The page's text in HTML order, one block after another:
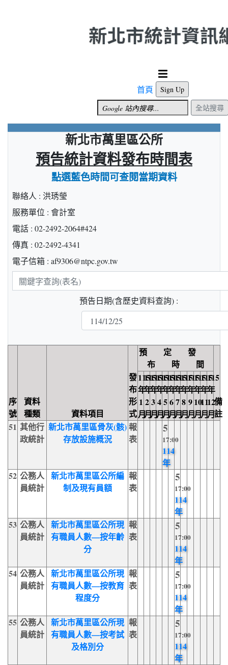
首頁
Sign Up
全站搜尋
新北市萬里區公所
預告統計資料發布時間表
點選藍色時間可查閱當期資料
聯絡人 : 洪琇瑩
服務單位 : 會計室
電話 : 02-2492-2064#424
傳真 : 02-2492-4341
電子信箱 : af9306@ntpc.gov.tw
關
鍵
預告日期(含歷史資料查詢) :
序
號
資料
種類
資料項目
發
布
形
式
預 定 發
布 時 間
備
註
115
年
1
月
115
年
2
月
115
年
3
月
115
年
4
月
115
年
5
月
115
年
6
月
115
年
7
月
115
年
8
月
115
年
9
月
115
年
10
月
115
年
11
月
115
年
12
月
51 其他行
政統計
新北市萬里區骨灰(骸)
存放設施概況
報
表
5
17:00
114
年
52 公務人
員統計
新北市萬里區公所編
制及現有員額
報
表
5
17:00
114
年
53 公務人
員統計
新北市萬里區公所現
有職員人數—按年齡
分
報
表
5
17:00
114
年
54 公務人
員統計
新北市萬里區公所現
有職員人數—按教育
程度分
報
表
5
17:00
114
年
55 公務人
員統計
新北市萬里區公所現
有職員人數—按考試
及格別分
報
表
5
17:00
114
年